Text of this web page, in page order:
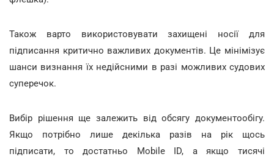
Також варто використовувати захищені носії для
підписання критично важливих документів. Це мінімізує
шанси визнання їх недійсними в разі можливих судових
суперечок.
Вибір рішення ще залежить від обсягу документообігу.
Якщо потрібно лише декілька разів на рік щось
підписати, то достатньо Mobile ID, а якщо тисячі